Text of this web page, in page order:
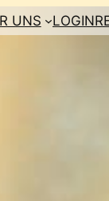
UNS LOGIN